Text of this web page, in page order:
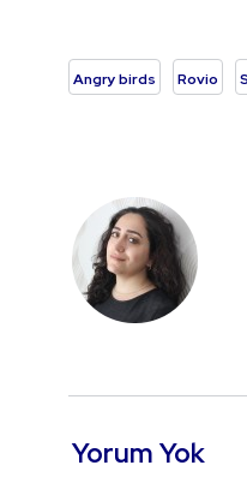
Angry birds Rovio
Yorum Yok